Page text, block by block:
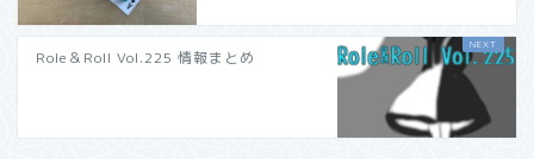
Role＆Roll Vol.225 情報まとめ